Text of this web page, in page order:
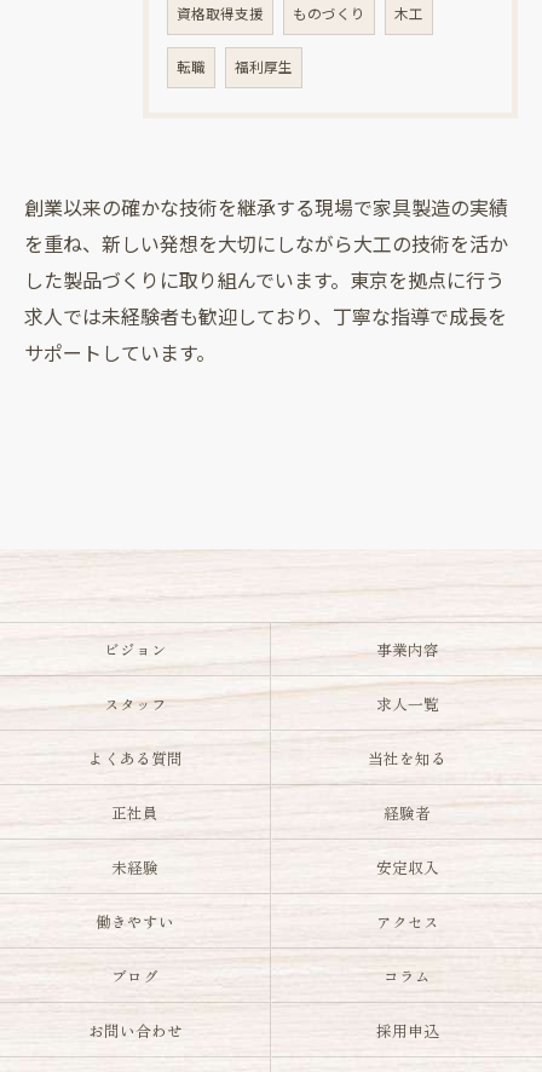
資格取得支援 ものづくり 木工
転職 福利厚生
創業以来の確かな技術を継承する現場で家具製造の実績
を重ね、新しい発想を大切にしながら大工の技術を活か
した製品づくりに取り組んでいます。東京を拠点に行う
求人では未経験者も歓迎しており、丁寧な指導で成長を
サポートしています。
ビジョン 事業内容
スタッフ 求人一覧
よくある質問 当社を知る
正社員 経験者
未経験 安定収入
働きやすい アクセス
ブログ コラム
お問い合わせ 採用申込